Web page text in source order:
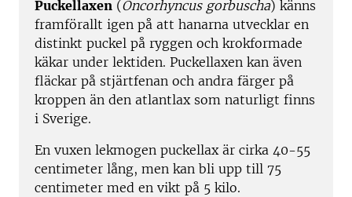
Puckellaxen (Oncorhyncus gorbuscha) känns
framförallt igen på att hanarna utvecklar en
distinkt puckel på ryggen och krokformade
käkar under lektiden. Puckellaxen kan även
fläckar på stjärtfenan och andra färger på
kroppen än den atlantlax som naturligt finns
i Sverige.
En vuxen lekmogen puckellax är cirka 40-55
centimeter lång, men kan bli upp till 75
centimeter med en vikt på 5 kilo.